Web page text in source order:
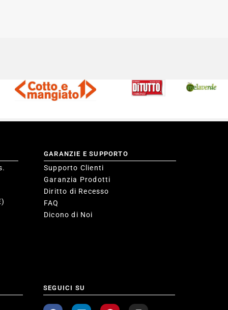
GARANZIE E SUPPORTO
Supporto Clienti
Garanzia Prodotti
Diritto di Recesso
FAQ
Dicono di Noi
SEGUICI SU